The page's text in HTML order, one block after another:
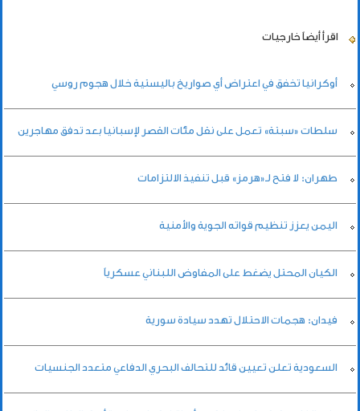
اقرأ أيضاً خارجيات
أوكرانيا تخفق في اعتراض أي صواريخ باليستية خلال هجوم روسي
سلطات «سبتة» تعمل على نقل مئات القصر لإسبانيا بعد تدفق مهاجرين
طهران: لا فتح لـ«هرمز» قبل تنفيذ الالتزامات
اليمن يعزز تنظيم قواته الجوية والأمنية
الكيان المحتل يضغط على المفاوض اللبناني عسكرياً
فيدان: هجمات الاحتلال تهدد سيادة سورية
السعودية تعلن تعيين قائد للتحالف البحري الدفاعي متعدد الجنسيات